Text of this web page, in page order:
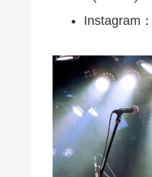
Instagram